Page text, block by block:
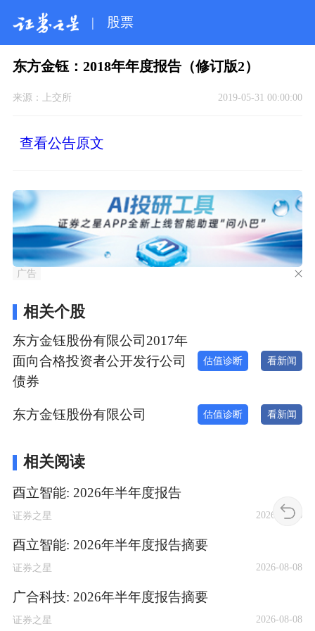
| 股票
东方金钰：2018年年度报告（修订版2）
来源： 上交所 2019-05-31 00:00:00
查看公告原文
广告
相关个股
东方金钰股份有限公司2017年
面向合格投资者公开发行公司
债券
估值诊断 看新闻
东方金钰股份有限公司 估值诊断 看新闻
相关阅读
酉立智能: 2026年半年度报告
证券之星 2026-08-08
酉立智能: 2026年半年度报告摘要
证券之星 2026-08-08
广合科技: 2026年半年度报告摘要
证券之星 2026-08-08